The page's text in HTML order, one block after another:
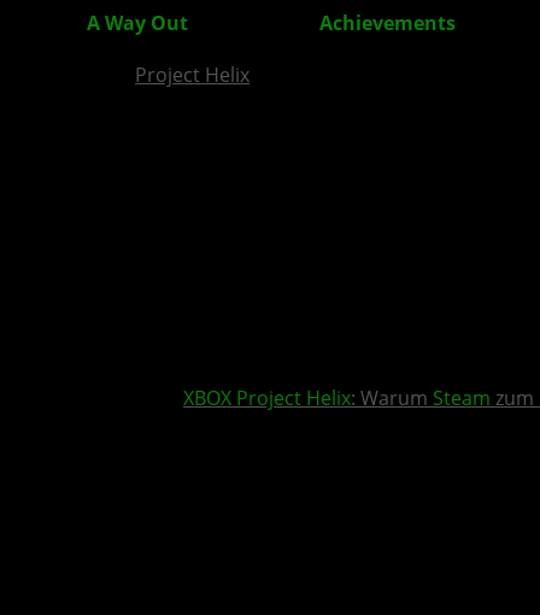
A Way Out Achievements
Project Helix
XBOX Project Helix: Warum Steam zum